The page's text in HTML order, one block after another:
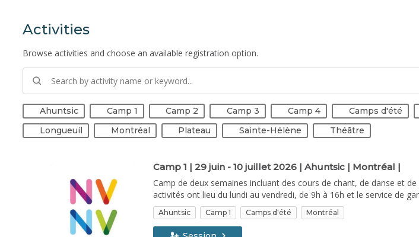
Activities
Browse activities and choose an available registration option.
Ahuntsic Camp 1 Camp 2 Camp 3 Camp 4 Camps d'été
Longueuil
Montréal Plateau Sainte-Hélène Théâtre
Camp 1 | 29 juin - 10 juillet 2026 | Ahuntsic | Montréal |
Camp de deux semaines incluant des cours de chant, de danse et
activités ont lieu du lundi au vendredi, de 9h à 16h et le service de
présentation du spectacle en après-midi devant parents et amis.
frais est compris dans le montant total du tarif des activités. La
bancaires sont applicables lors d'un remboursement. 1. Absences :
Ahuntsic Camp 1 Camps d'été Montréal